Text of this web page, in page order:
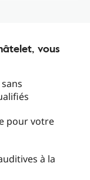
vous
pour votre
à la